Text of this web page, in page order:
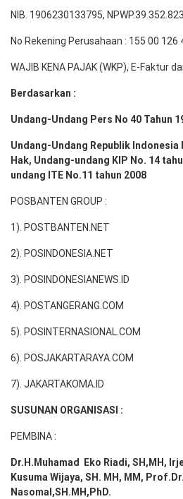
NIB. 1906230133795,
No Rekening Perusahaan : 155 00 126
WAJIB KENA PAJAK (WKP), E-Faktur
Berdasarkan :
Undang-Undang Pers No 40 Tahun
Undang-Undang Republik Indonesia
Hak, Undang-undang KIP No. 14
undang ITE No.11 tahun 2008
POSBANTEN GROUP :
1). POSTBANTEN.NET
2). POSINDONESIA.NET
3). POSINDONESIANEWS.ID
4). POSTANGERANG.COM
5). POSINTERNASIONAL.COM
6). POSJAKARTARAYA.COM
7). JAKARTAKOMA.ID
SUSUNAN ORGANISASI :
PEMBINA :
Dr.H.Muhamad Eko Riadi, SH,MH ,
Kusuma Wijaya, SH. MH, MM, Prof.
Nasomal,SH.MH,PhD.